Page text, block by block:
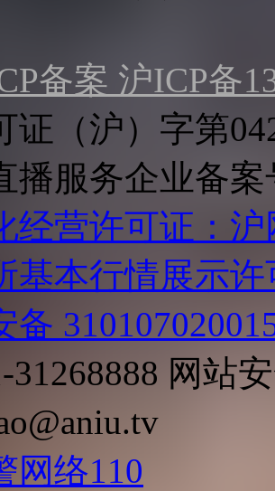
备案 沪ICP备
证（沪）字第
播服务企业备案
经营许可证：
基本行情展示许
备
31268888 网站
网络110